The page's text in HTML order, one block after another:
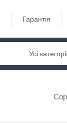
Гарантія
Усі